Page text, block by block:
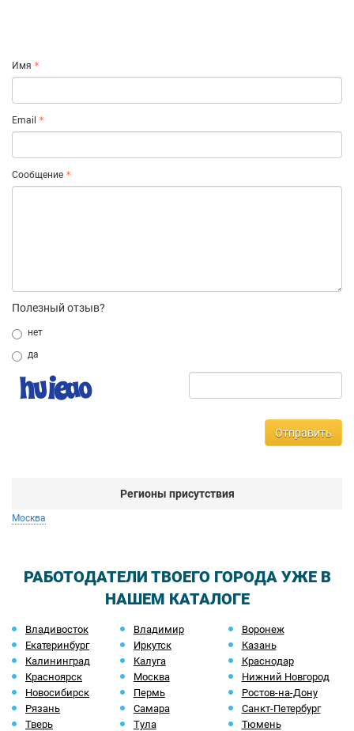
Имя
Email
Сообщение
Полезный отзыв?
нет
да
Отправить
Регионы присутствия
Москва
РАБОТОДАТЕЛИ ТВОЕГО ГОРОДА УЖЕ В
НАШЕМ КАТАЛОГЕ
Владивосток Владимир
Воронеж
Екатеринбург
Иркутск
Казань
Калининград
Калуга
Краснодар
Красноярск
Москва
Нижний Новгород
Новосибирск
Пермь
Ростов-на-Дону
Рязань
Самара
Санкт-Петербург
Тверь
Тула Тюмень